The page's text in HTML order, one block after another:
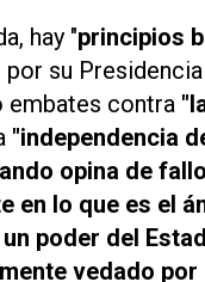
hay "principios
su
embates contra
"independencia
opina de
en lo que es el
poder del
vedado por